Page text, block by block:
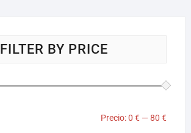
FILTER BY PRICE
Precio:0 € —80 €